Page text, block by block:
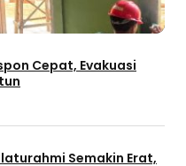
Cepat, Evakuasi
Semakin Erat,